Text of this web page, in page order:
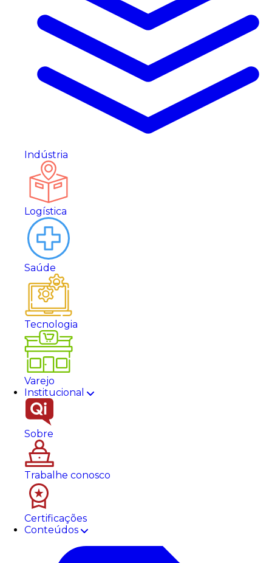
Indústria
Logística
Saúde
Tecnologia
Varejo
Institucional
Sobre
Trabalhe conosco
Certificações
Conteúdos